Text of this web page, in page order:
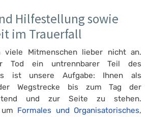
Hilfestellung sowie
im Trauerfall
viele Mitmenschen lieber nicht an.
Tod ein untrennbarer Teil des
ist unsere Aufgabe: Ihnen als
Wegstrecke bis zum Tag der
und zur Seite zu stehen.
Formales und Organisatorisches,